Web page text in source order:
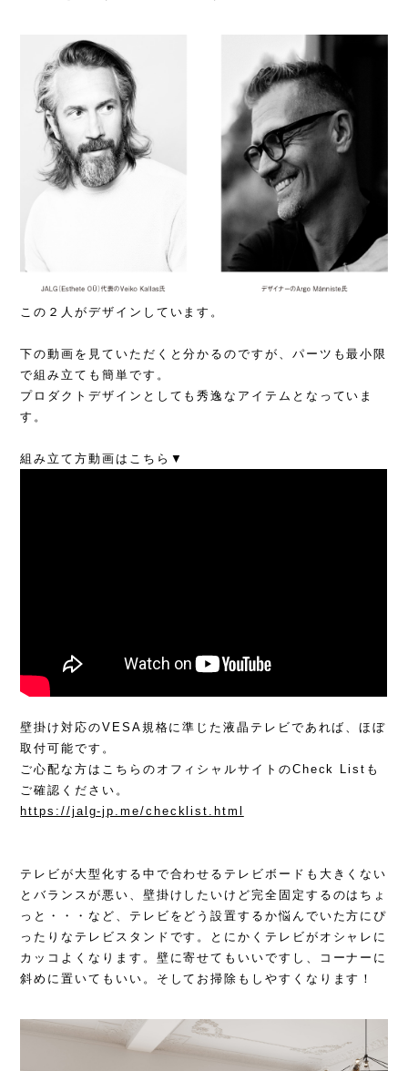
この２人がデザインしています。
下の動画を見ていただくと分かるのですが、パーツも最小限
で組み立ても簡単です。
プロダクトデザインとしても秀逸なアイテムとなっていま
す。
組み立て方動画はこちら▼
壁掛け対応のVESA規格に準じた液晶テレビであれば、ほぼ
取付可能です。
ご心配な方はこちらのオフィシャルサイトのCheck Listも
ご確認ください。
https://jalg-jp.me/checklist.html
テレビが大型化する中で合わせるテレビボードも大きくない
とバランスが悪い、壁掛けしたいけど完全固定するのはちょ
っと・・・など、テレビをどう設置するか悩んでいた方にぴ
ったりなテレビスタンドです。とにかくテレビがオシャレに
カッコよくなります。壁に寄せてもいいですし、コーナーに
斜めに置いてもいい。そしてお掃除もしやすくなります！